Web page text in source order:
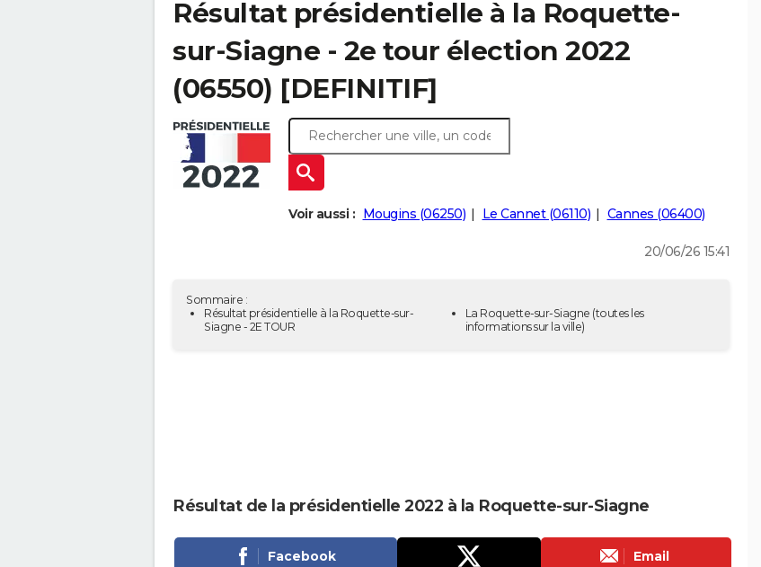
Résultat présidentielle à la Roquette-
sur-Siagne - 2e tour élection 2022
(06550) [DEFINITIF]
Voir aussi : Mougins (06250) Le Cannet (06110) Cannes (06400)
20/06/26 15:41
Sommaire :
Résultat présidentielle à la Roquette-sur-
Siagne - 2E TOUR
La Roquette-sur-Siagne (toutes les
informations sur la ville)
Résultat de la présidentielle 2022 à la Roquette-sur-Siagne
Facebook Email